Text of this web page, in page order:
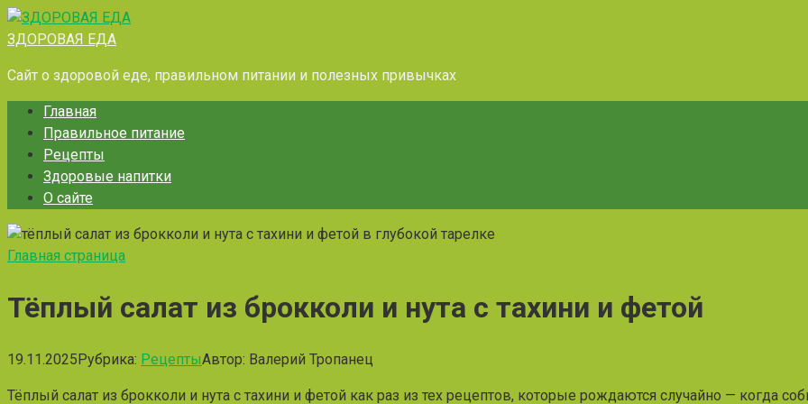
Перейти
к
ЗДОРОВАЯ ЕДА
Сайт о здоровой еде, правильном питании и полезных привычках
Главная
Правильное питание
Рецепты
Здоровые напитки
О сайте
Главная страница
Тёплый салат из брокколи и нута с тахини и фетой
19.11.2025Рубрика: РецептыАвтор: Валерий Тропанец
Тёплый салат из брокколи и нута с тахини и фетой как раз из тех рецептов, которые рождаются случайно — когда